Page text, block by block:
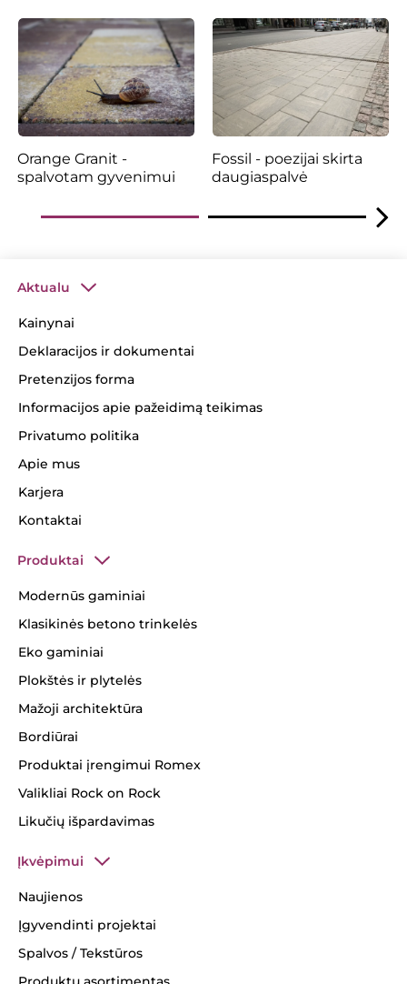
Orange Granit -
spalvotam gyvenimui
Fossil - poezijai skirta
daugiaspalvė
Aktualu
Kainynai
Deklaracijos ir dokumentai
Pretenzijos forma
Informacijos apie pažeidimą teikimas
Privatumo politika
Apie mus
Karjera
Kontaktai
Produktai
Modernūs gaminiai
Klasikinės betono trinkelės
Eko gaminiai
Plokštės ir plytelės
Mažoji architektūra
Bordiūrai
Produktai įrengimui Romex
Valikliai Rock on Rock
Likučių išpardavimas
Įkvėpimui
Naujienos
Įgyvendinti projektai
Spalvos / Tekstūros